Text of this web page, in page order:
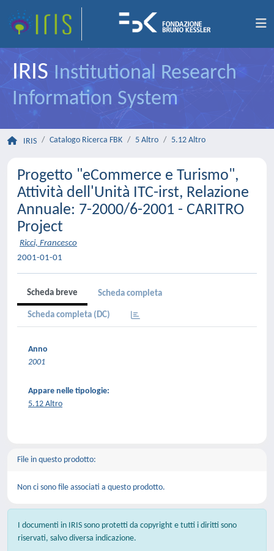
IRIS Institutional Research
Information System
IRIS Catalogo Ricerca FBK 5 Altro 5.12 Altro
Progetto "eCommerce e Turismo",
Attività dell'Unità ITC-irst, Relazione
Annuale: 7-2000/6-2001 - CARITRO
Project
Ricci, Francesco
2001-01-01
Scheda breve Scheda completa
Scheda completa (DC)
Anno
2001
Appare nelle tipologie:
5.12 Altro
File in questo prodotto:
Non ci sono file associati a questo prodotto.
I documenti in IRIS sono protetti da copyright e tutti i diritti sono
riservati, salvo diversa indicazione.